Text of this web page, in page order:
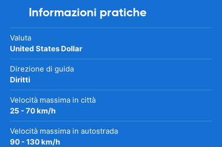
Informazioni pratiche
Valuta
United States Dollar
Direzione di guida
Diritti
Velocità massima in città
25 - 70 km/h
Velocità massima in autostrada
90 - 130 km/h